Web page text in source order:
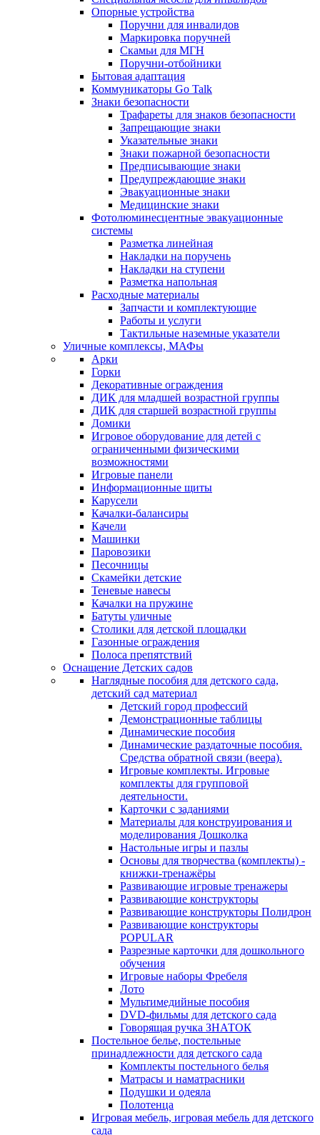
Опорные устройства
Поручни для инвалидов
Маркировка поручней
Скамьи для МГН
Поручни-отбойники
Бытовая адаптация
Коммуникаторы Go Talk
Знаки безопасности
Трафареты для знаков безопасности
Запрещающие знаки
Указательные знаки
Знаки пожарной безопасности
Предписывающие знаки
Предупреждающие знаки
Эвакуационные знаки
Медицинские знаки
Фотолюминесцентные эвакуационные
системы
Разметка линейная
Накладки на поручень
Накладки на ступени
Разметка напольная
Расходные материалы
Запчасти и комплектующие
Работы и услуги
Тактильные наземные указатели
Уличные комплексы, МАФы
Арки
Горки
Декоративные ограждения
ДИК для младшей возрастной группы
ДИК для старшей возрастной группы
Домики
Игровое оборудование для детей с
ограниченными физическими
возможностями
Игровые панели
Информационные щиты
Карусели
Качалки-балансиры
Качели
Машинки
Паровозики
Песочницы
Скамейки детские
Теневые навесы
Качалки на пружине
Батуты уличные
Столики для детской площадки
Газонные ограждения
Полоса препятствий
Оснащение Детских садов
Наглядные пособия для детского сада,
детский сад материал
Детский город профессий
Демонстрационные таблицы
Динамические пособия
Динамические раздаточные пособия.
Средства обратной связи (веера).
Игровые комплекты. Игровые
комплекты для групповой
деятельности.
Карточки с заданиями
Материалы для конструирования и
моделирования Дошколка
Настольные игры и пазлы
Основы для творчества (комплекты) -
книжки-тренажёры
Развивающие игровые тренажеры
Развивающие конструкторы
Развивающие конструкторы Полидрон
Развивающие конструкторы
POPULAR
Разрезные карточки для дошкольного
обучения
Игровые наборы Фребеля
Лото
Мультимедийные пособия
DVD-фильмы для детского сада
Говорящая ручка ЗНАТОК
Постельное белье, постельные
принадлежности для детского сада
Комплекты постельного белья
Матрасы и наматрасники
Подушки и одеяла
Полотенца
Игровая мебель, игровая мебель для детского
сада